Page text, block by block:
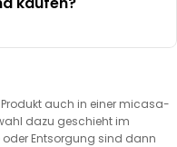
auch in einer micasa-
dazu geschieht im
oder Entsorgung sind dann